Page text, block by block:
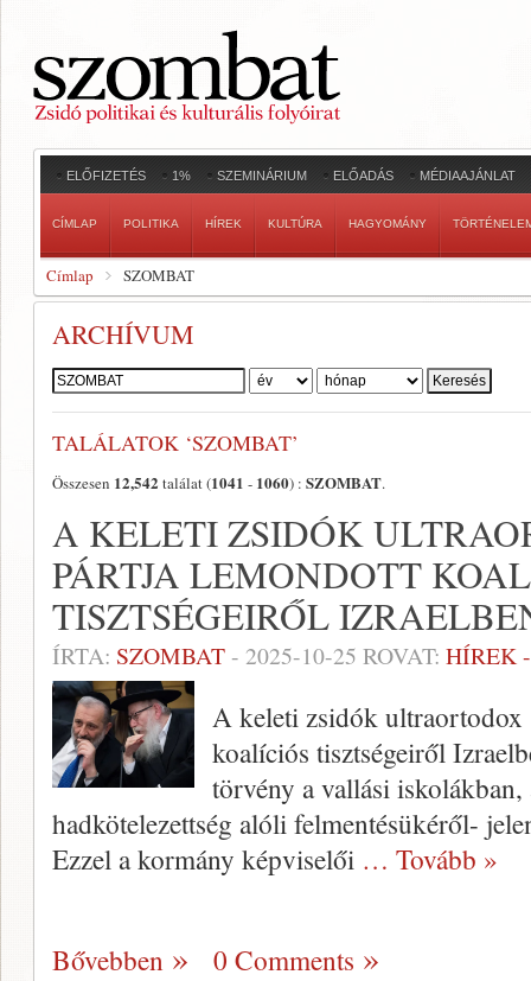
ELŐFIZETÉS 1% SZEMINÁRIUM ELŐADÁS MÉDIAAJÁNLAT
CÍMLAP POLITIKA HÍREK KULTÚRA HAGYOMÁNY
Címlap SZOMBAT
ARCHÍVUM
Szerző:
TALÁLATOK ‘SZOMBAT’
Összesen 12,542 találat (1041 - 1060) : SZOMBAT.
A KELETI ZSIDÓK
PÁRTJA LEMONDOTT
TISZTSÉGEIRŐL
ÍRTA: SZOMBAT- 2025-10-25 ROVAT: HÍREK
A keleti zsidók ultraortodox
koalíciós tisztségeiről
törvény a vallási
hadkötelezettség alóli felmentésükéről-
Ezzel a kormány képviselői … Tovább »
Bővebben 0 Comments